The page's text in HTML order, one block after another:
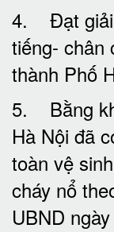
4. Đạt giải
tiếng- chân
thành Phố
5. Bằng
Hà Nội đã
toàn vệ
cháy nổ
UBND